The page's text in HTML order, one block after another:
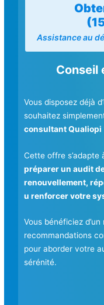
Assistance au
Conseil
Vous disposez déjà
souhaitez
consultant Qualiopi
Cette offre s’adapte
préparer un audit
renouvellement,
u renforcer votre
Vous bénéficiez
recommandations
pour aborder votre
sérénité.